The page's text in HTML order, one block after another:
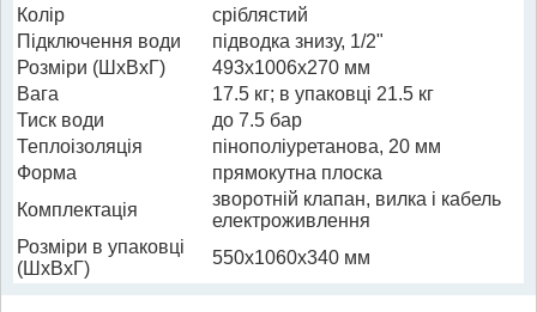
Колір
сріблястий
Підключення води
підводка знизу, 1/2"
Розміри (ШхВхГ)
493x1006x270 мм
Вага
17.5 кг; в упаковці 21.5 кг
Тиск води
до 7.5 бар
Теплоізоляція
пінополіуретанова, 20 мм
Форма
прямокутна плоска
Комплектація
зворотній клапан, вилка і кабель
електроживлення
Розміри в упаковці
(ШхВхГ)
550x1060x340 мм